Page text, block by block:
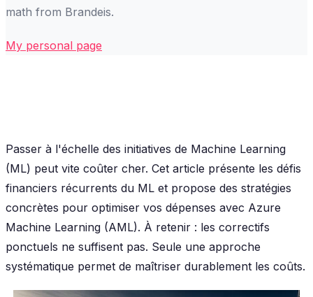
math from Brandeis.
My personal page
Passer à l'échelle des initiatives de Machine Learning
(ML) peut vite coûter cher. Cet article présente les défis
financiers récurrents du ML et propose des stratégies
concrètes pour optimiser vos dépenses avec Azure
Machine Learning (AML). À retenir : les correctifs
ponctuels ne suffisent pas. Seule une approche
systématique permet de maîtriser durablement les coûts.